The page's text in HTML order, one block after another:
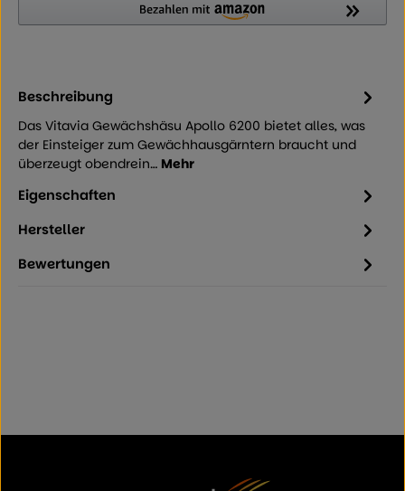
Beschreibung
Das Vitavia Gewächshäsu Apollo 6200 bietet alles, was
der Einsteiger zum Gewächhausgärntern braucht und
überzeugt obendrein… Mehr
Eigenschaften
Hersteller
Bewertungen